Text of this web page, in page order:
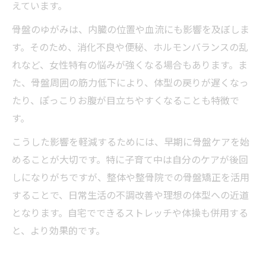
えています。
骨盤のゆがみは、内臓の位置や血流にも影響を及ぼしま
す。そのため、消化不良や便秘、ホルモンバランスの乱
れなど、女性特有の悩みが強くなる場合もあります。ま
た、骨盤周囲の筋力低下により、体型の戻りが遅くなっ
たり、ぽっこりお腹が目立ちやすくなることも特徴で
す。
こうした影響を軽減するためには、早期に骨盤ケアを始
めることが大切です。特に子育て中は自分のケアが後回
しになりがちですが、整体や整骨院での骨盤矯正を活用
することで、日常生活の不調改善や理想の体型への近道
となります。自宅でできるストレッチや体操も併用する
と、より効果的です。